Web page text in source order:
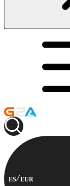
ES EUR